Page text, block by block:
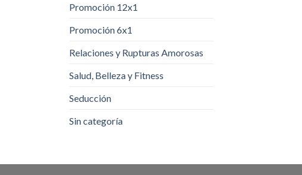
Promoción 12x1
Promoción 6x1
Relaciones y Rupturas Amorosas
Salud, Belleza y Fitness
Seducción
Sin categoría